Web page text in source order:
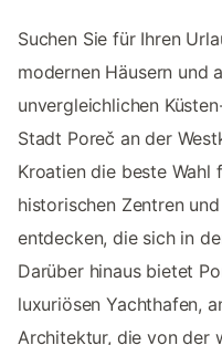
Suchen Sie für Ihren
modernen Häusern und
unvergleichlichen
Stadt Poreč an der
Kroatien die beste Wahl
historischen Zentren
entdecken, die sich in
Darüber hinaus bietet
luxuriösen Yachthafen,
Architektur, die von der